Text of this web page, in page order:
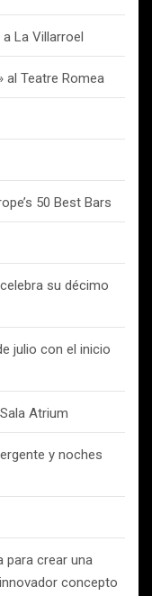
La Villarroel
al Teatre Romea
50 Best Bars
su décimo
julio con el inicio
Atrium
y noches
para crear una
concepto